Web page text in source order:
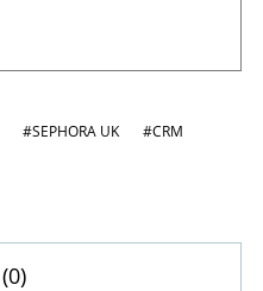
#SEPHORA UK #CRM
0)